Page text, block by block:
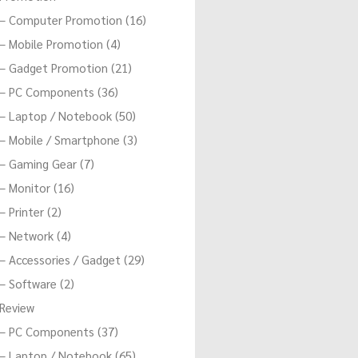
– Computer Promotion (16)
– Mobile Promotion (4)
– Gadget Promotion (21)
– PC Components (36)
– Laptop / Notebook (50)
– Mobile / Smartphone (3)
– Gaming Gear (7)
– Monitor (16)
– Printer (2)
– Network (4)
– Accessories / Gadget (29)
– Software (2)
Review
– PC Components (37)